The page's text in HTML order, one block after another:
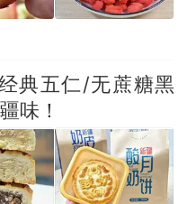
典五仁/无蔗糖黑
味！